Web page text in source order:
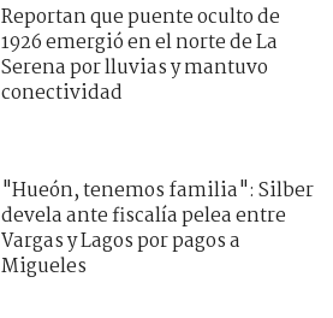
Reportan que puente oculto de
1926 emergió en el norte de La
Serena por lluvias y mantuvo
conectividad
"Hueón, tenemos familia": Silber
devela ante fiscalía pelea entre
Vargas y Lagos por pagos a
Migueles